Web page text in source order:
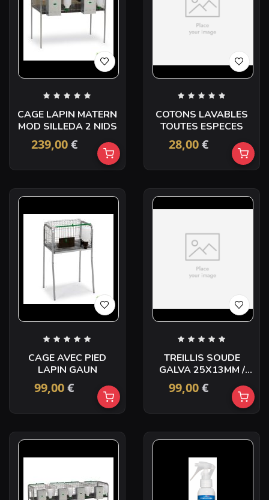
CAGE LAPIN MATERN
MOD SILLEDA 2 NIDS
239,00€
COTONS LAVABLES
TOUTES ESPECES
28,00€
CAGE AVEC PIED
LAPIN GAUN
99,00€
TREILLIS SOUDE
GALVA 25X13MM /
1M X 5ML
99,00€